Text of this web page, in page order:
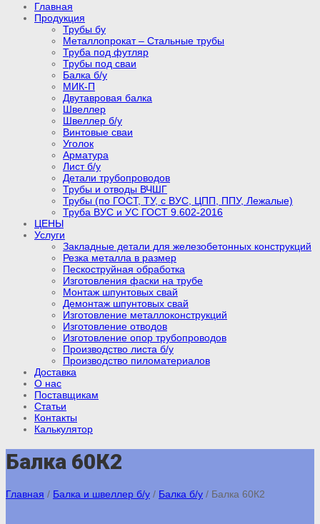
Главная
Продукция
Трубы бу
Металлопрокат – Стальные трубы
Труба под футляр
Трубы под сваи
Балка б/у
МИК-П
Двутавровая балка
Швеллер
Швеллер б/у
Винтовые сваи
Уголок
Арматура
Лист б/у
Детали трубопроводов
Трубы и отводы ВЧШГ
Трубы (по ГОСТ, ТУ, с ВУС, ЦПП, ППУ, Лежалые)
Труба ВУС и УС ГОСТ 9.602-2016
ЦЕНЫ
Услуги
Закладные детали для железобетонных конструкций
Резка металла в размер
Пескоструйная обработка
Изготовления фаски на трубе
Монтаж шпунтовых свай
Демонтаж шпунтовых свай
Изготовление металлоконструкций
Изготовление отводов
Изготовление опор трубопроводов
Производство листа б/у
Производство пиломатериалов
Доставка
О нас
Поставщикам
Статьи
Контакты
Калькулятор
Балка 60К2
Главная / Балка и швеллер б/у / Балка б/у / Балка 60К2